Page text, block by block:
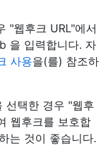
"웹후크 URL"에서
을 입력합니다. 자
사용을(를) 참조하
선택한 경우 "웹후
웹후크를 보호합
는 것이 좋습니다.